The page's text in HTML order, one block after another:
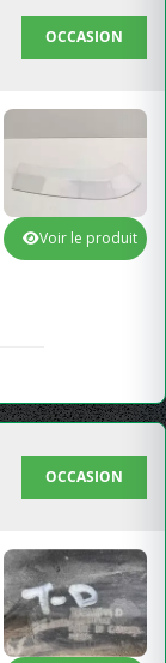
OCCASION
Voir le produit
OCCASION